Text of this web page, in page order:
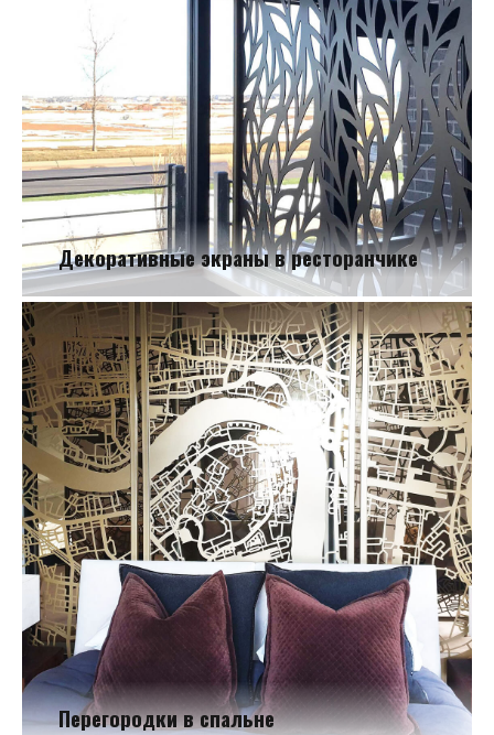
Декоративные экраны в ресторанчике
Декоративные экраны в ресторанчике
Перегородки в спальне